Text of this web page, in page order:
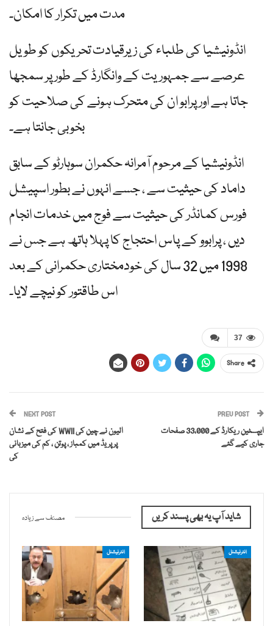
مدت میں تکرار کا امکان۔
انڈونیشیا کی طلباء کی زیرقیادت تحریکوں کو طویل
عرصے سے جمہوریت کے وانگارڈ کے طور پر سمجھا
جاتا ہے اور پرابو ان کی متحرک ہونے کی صلاحیت کو
بخوبی جانتا ہے۔
انڈونیشیا کے مرحوم آمرانہ حکمران سوہارٹو کے سابق
داماد کی حیثیت سے ، جسے انہوں نے بطور اسپیشل
فورس کمانڈر کی حیثیت سے فوج میں خدمات انجام
دیں ، پرابوو کے پاس احتجاج کا پہلا ہاتھ ہے جس نے
1998 میں 32 سال کی خودمختاری حکمرانی کے بعد
اس طاقتور کو نیچے لایا۔
37
Share
PREV POST
ایپسٹین ریکارڈ کے 33،000 صفحات
جاری کیے گئے
NEXT POST
الیون نے چین کی WWII کی فتح کے نشان
پر پریڈ میں کمباز ، پوتن ، کم کی میزبانی
کی
شاید آپ یہ بھی پسند کریں مصنف سے زیادہ
انٹرنیشنل انٹرنیشنل